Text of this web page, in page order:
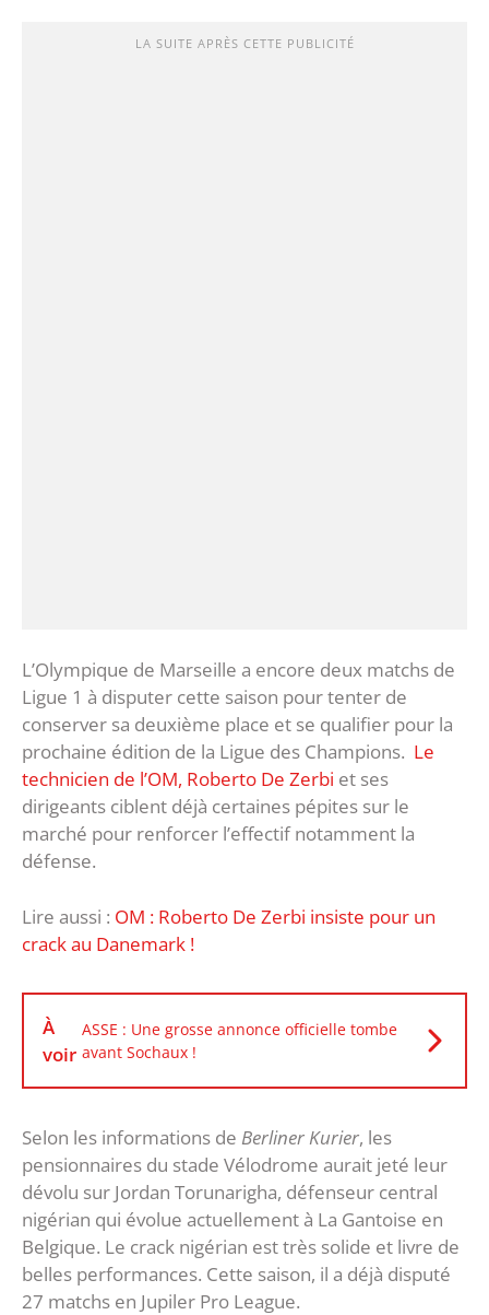
LA SUITE APRÈS CETTE PUBLICITÉ
L’Olympique de Marseille a encore deux matchs de
Ligue 1 à disputer cette saison pour tenter de
conserver sa deuxième place et se qualifier pour la
prochaine édition de la Ligue des Champions. Le
technicien de l’OM, Roberto De Zerbi et ses
dirigeants ciblent déjà certaines pépites sur le
marché pour renforcer l’effectif notamment la
défense.
Lire aussi : OM : Roberto De Zerbi insiste pour un
crack au Danemark !
À
voir
ASSE : Une grosse annonce officielle tombe
avant Sochaux !
Selon les informations de Berliner Kurier, les
pensionnaires du stade Vélodrome aurait jeté leur
dévolu sur Jordan Torunarigha, défenseur central
nigérian qui évolue actuellement à La Gantoise en
Belgique. Le crack nigérian est très solide et livre de
belles performances. Cette saison, il a déjà disputé
27 matchs en Jupiler Pro League.